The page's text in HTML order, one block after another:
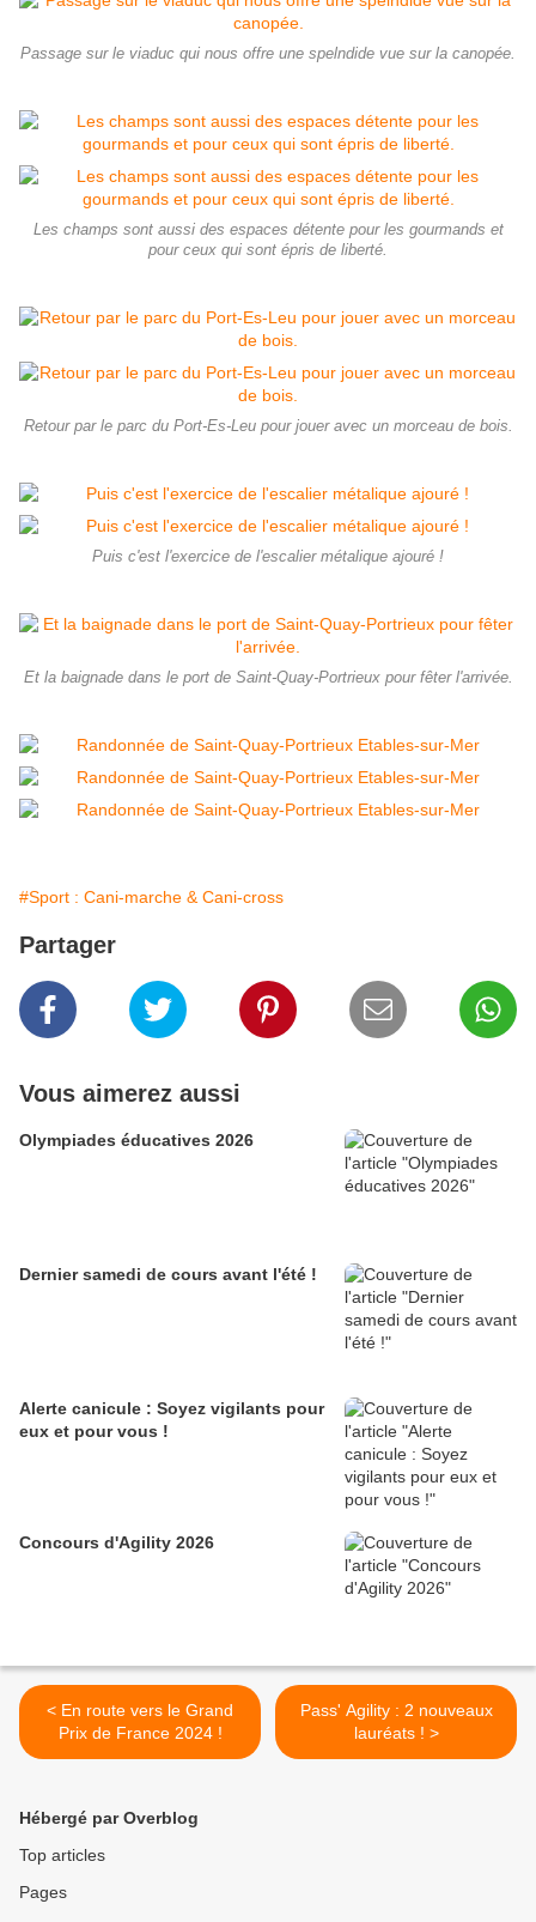
Passage sur le viaduc qui nous offre une spelndide vue sur la canopée.
Les champs sont aussi des espaces détente pour les gourmands et
pour ceux qui sont épris de liberté.
Retour par le parc du Port-Es-Leu pour jouer avec un morceau de bois.
Puis c'est l'exercice de l'escalier métalique ajouré !
Et la baignade dans le port de Saint-Quay-Portrieux pour fêter l'arrivée.
#Sport : Cani-marche & Cani-cross
Partager
Vous aimerez aussi
Olympiades éducatives 2026
Dernier samedi de cours avant l'été !
Alerte canicule : Soyez vigilants pour
eux et pour vous !
Concours d'Agility 2026
< En route vers le Grand
Prix de France 2024 !
Pass' Agility : 2 nouveaux
lauréats ! >
Hébergé par Overblog
Top articles
Pages